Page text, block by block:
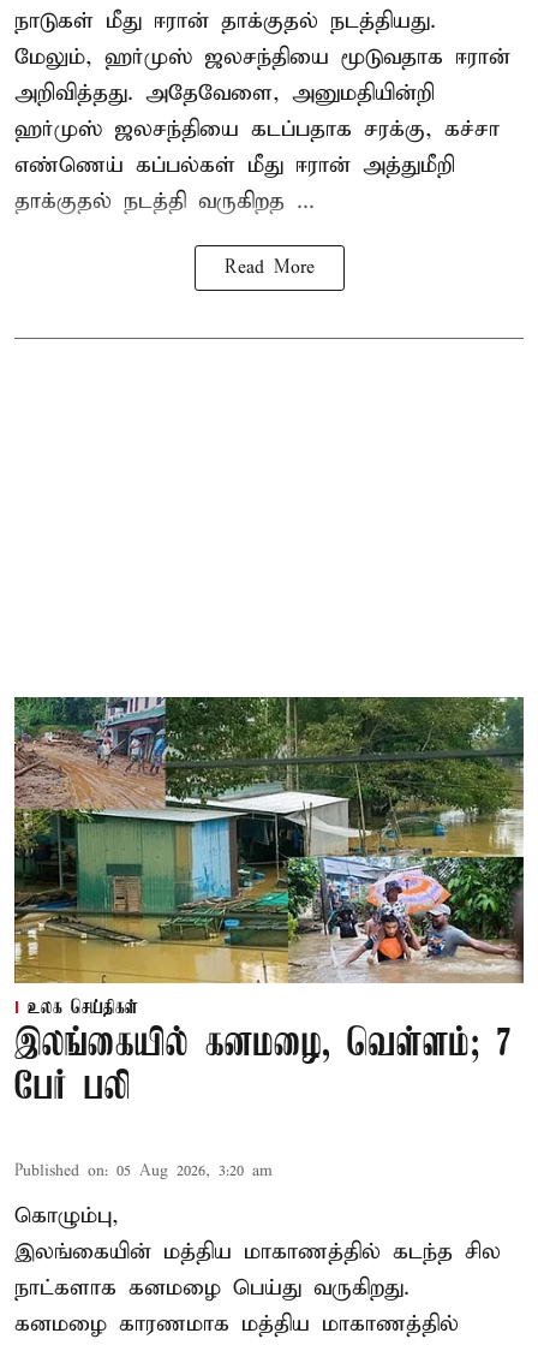
நாடுகள் மீது ஈரான் தாக்குதல் நடத்தியது.
மேலும், ஹர்முஸ் ஜலசந்தியை மூடுவதாக ஈரான்
அறிவித்தது. அதேவேளை, அனுமதியின்றி
ஹர்முஸ் ஜலசந்தியை கடப்பதாக சரக்கு, கச்சா
எண்ணெய் கப்பல்கள் மீது ஈரான் அத்துமீறி
தாக்குதல் நடத்தி வருகிறத ...
Read More
உலக செய்திகள்
இலங்கையில் கனமழை, வெள்ளம்; 7
பேர் பலி
Published on: 05 Aug 2026, 3:20 am
கொழும்பு,
இலங்கையின் மத்திய மாகாணத்தில் கடந்த சில
நாட்களாக கனமழை பெய்து வருகிறது.
கனமழை காரணமாக மத்திய மாகாணத்தில்